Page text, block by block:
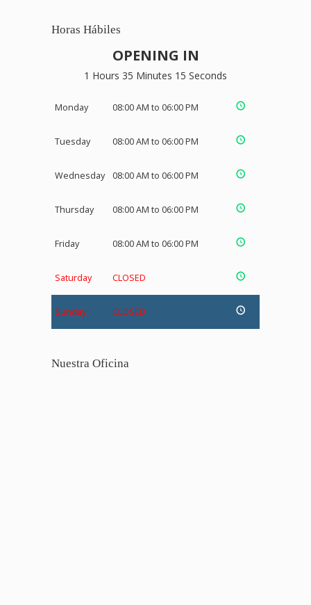
Horas Hábiles
OPENING IN
1 Hours 35 Minutes 14 Seconds
Monday 08:00 AM to 06:00 PM
Tuesday 08:00 AM to 06:00 PM
Wednesday 08:00 AM to 06:00 PM
Thursday 08:00 AM to 06:00 PM
Friday 08:00 AM to 06:00 PM
Saturday CLOSED
Sunday CLOSED
Nuestra Oficina